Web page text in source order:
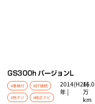
GS300h バージョンL
#車検付 #BT接続
#地デジ #純正ナビ
2014(H26)
年 |
16.0
万
km